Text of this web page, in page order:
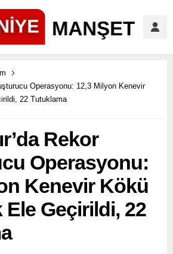
Operasyonu: 12,3 Milyon Kenevir
22 Tutuklama
Rekor
Operasyonu:
Kenevir Kökü
Geçirildi, 22